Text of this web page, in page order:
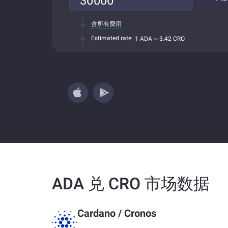
含所有费用
Estimated rate: 1 ADA ~ 3.42 CRO
ADA 兑 CRO 市场数据
Cardano / Cronos